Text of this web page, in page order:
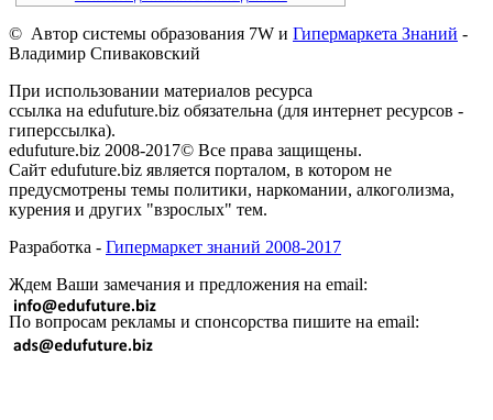
© Автор системы образования 7W и Гипермаркета Знаний -
Владимир Спиваковский
При использовании материалов ресурса
ссылка на edufuture.biz обязательна (для интернет ресурсов -
гиперссылка).
edufuture.biz 2008-2017© Все права защищены.
Сайт edufuture.biz является порталом, в котором не
предусмотрены темы политики, наркомании, алкоголизма,
курения и других "взрослых" тем.
Разработка - Гипермаркет знаний 2008-2017
Ждем Ваши замечания и предложения на email:
По вопросам рекламы и спонсорства пишите на email: